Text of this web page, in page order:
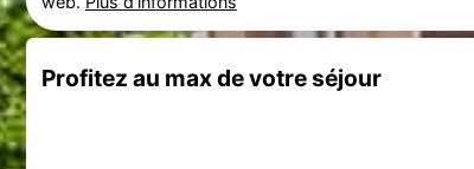
Profitez au max de votre séjour